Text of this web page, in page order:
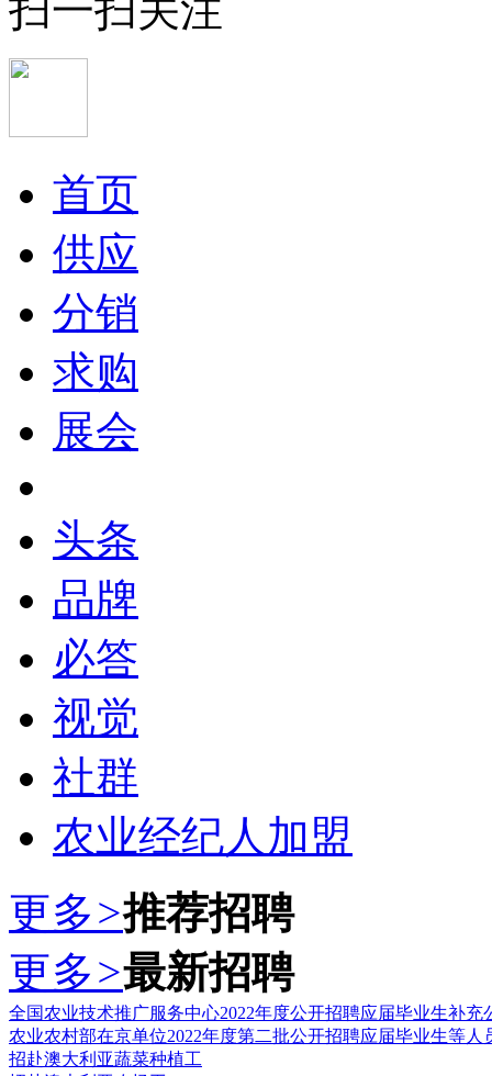
扫一扫关注
首页
供应
分销
求购
展会
头条
品牌
必答
视觉
社群
农业经纪人加盟
更多>推荐招聘
更多>最新招聘
全国农业技术推广服务中心2022年度公开招聘应届毕业生补充
农业农村部在京单位2022年度第二批公开招聘应届毕业生等人
招赴澳大利亚蔬菜种植工